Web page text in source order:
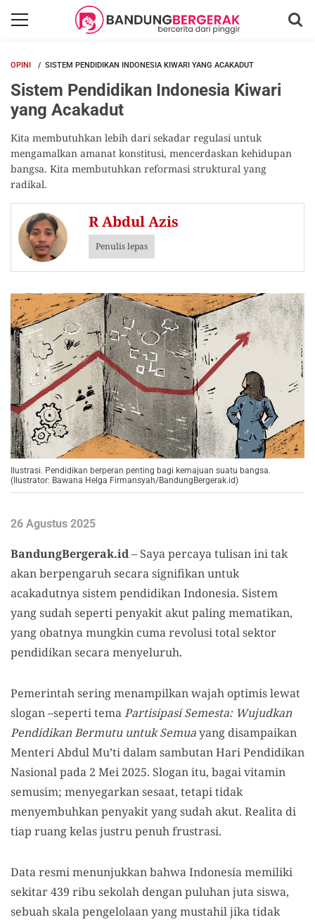
OPINI SISTEM PENDIDIKAN INDONESIA KIWARI YANG ACAKADUT
Sistem Pendidikan Indonesia Kiwari
yang Acakadut
Kita membutuhkan lebih dari sekadar regulasi untuk
mengamalkan amanat konstitusi, mencerdaskan kehidupan
bangsa. Kita membutuhkan reformasi struktural yang
radikal.
R Abdul Azis
Penulis lepas
Ilustrasi. Pendidikan berperan penting bagi kemajuan suatu bangsa.
(Ilustrator: Bawana Helga Firmansyah/BandungBergerak.id)
26 Agustus 2025
BandungBergerak.id– Saya percaya tulisan ini tak
akan berpengaruh secara signifikan untuk
acakadutnya sistem pendidikan Indonesia. Sistem
yang sudah seperti penyakit akut paling mematikan,
yang obatnya mungkin cuma revolusi total sektor
pendidikan secara menyeluruh.
Pemerintah sering menampilkan wajah optimis lewat
slogan –seperti temaPartisipasi Semesta: Wujudkan
Pendidikan Bermutu untuk Semuayang disampaikan
Menteri Abdul Mu’ti dalam sambutan Hari Pendidikan
Nasional pada 2 Mei 2025. Slogan itu, bagai vitamin
semusim; menyegarkan sesaat, tetapi tidak
menyembuhkan penyakit yang sudah akut. Realita di
tiap ruang kelas justru penuh frustrasi.
Data resmi menunjukkan bahwa Indonesia memiliki
sekitar 439 ribu sekolah dengan puluhan juta siswa,
sebuah skala pengelolaan yang mustahil jika tidak